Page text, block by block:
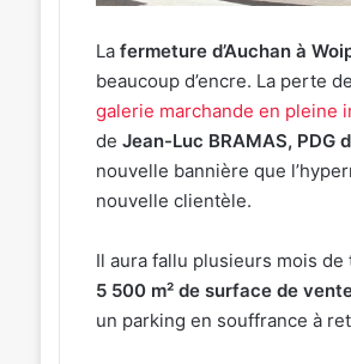
La fermeture d’Auchan à
beaucoup d’encre. La perte
galerie marchande en pleine
de Jean-Luc BRAMAS, PDG
nouvelle bannière que
nouvelle clientèle.
Il aura fallu plusieurs mois de
5 500 m² de surface de
un parking en souffrance à